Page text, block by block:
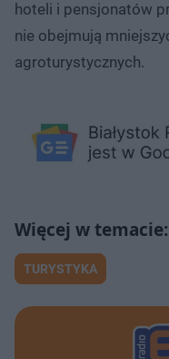
hoteli i pensjonatów
nie obejmują
agroturystycznych.
TURYSTYKA